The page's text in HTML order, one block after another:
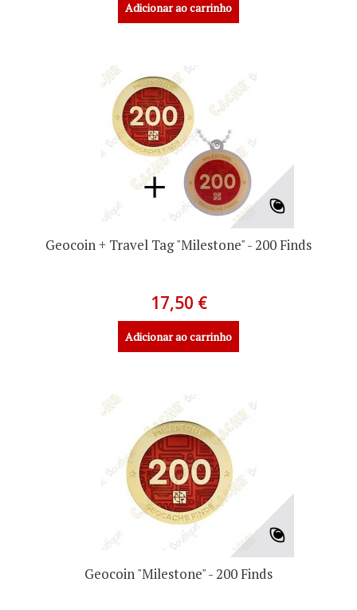
Adicionar ao carrinho
Geocoin + Travel Tag "Milestone" - 200 Finds
17,50 €
Adicionar ao carrinho
Geocoin "Milestone" - 200 Finds